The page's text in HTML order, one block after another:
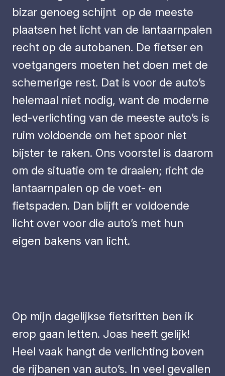
bizar genoeg schijnt op de meeste
plaatsen het licht van de lantaarnpalen
recht op de autobanen. De fietser en
voetgangers moeten het doen met de
schemerige rest. Dat is voor de auto’s
helemaal niet nodig, want de moderne
led-verlichting van de meeste auto’s is
ruim voldoende om het spoor niet
bijster te raken. Ons voorstel is daarom
om de situatie om te draaien; richt de
lantaarnpalen op de voet- en
fietspaden. Dan blijft er voldoende
licht over voor die auto’s met hun
eigen bakens van licht.
Op mijn dagelijkse fietsritten ben ik
erop gaan letten. Joas heeft gelijk!
Heel vaak hangt de verlichting boven
de rijbanen van auto’s. In veel gevallen